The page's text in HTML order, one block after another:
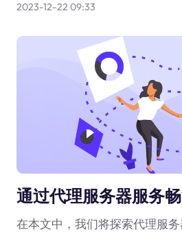
2023-12-22 09:33
通过代理服务器服务
在本文中，我们将探索代理服